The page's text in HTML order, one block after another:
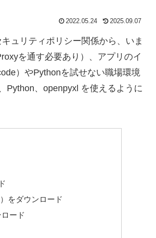
2022.05.24 2025.09.07
ュリティポリシー関係から、いま
を通す必要あり）、アプリのイ
）やPythonを試せない職場環境
Python、openpyxl を使えるように
をダウンロード
ード